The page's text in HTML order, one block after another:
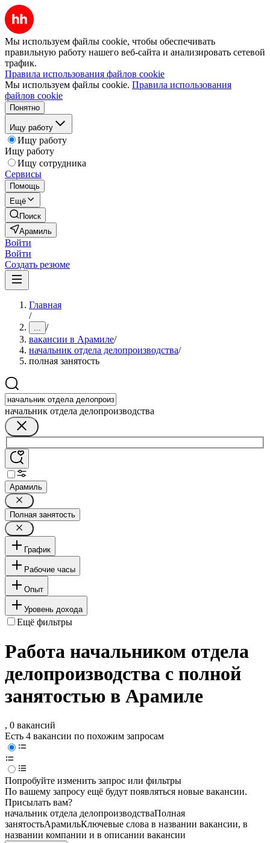
Мы используем файлы cookie, чтобы обеспечивать
правильную работу нашего веб-сайта и анализировать сетевой
трафик.
Правила использования файлов cookie
Мы используем файлы cookie. Правила использования
файлов cookie
Понятно
Ищу работу
Ищу работу
Ищу работу
Ищу сотрудника
Сервисы
Помощь
Ещё
Поиск
Арамиль
Войти
Войти
Создать резюме
Главная
/
... /
вакансии в Арамиле/
начальник отдела делопроизводства/
полная занятость
начальник отдела делопроизводства
Арамиль
Полная занятость
График
Рабочие часы
Опыт
Уровень дохода
Ещё фильтры
Работа начальником отдела
делопроизводства с полной
занятостью в Арамиле
, 0 вакансий
Есть 4 вакансии по похожим запросам
Попробуйте изменить запрос или фильтры
По вашему запросу ещё будут появляться новые вакансии.
Присылать вам?
начальник отдела делопроизводстваПолная
занятостьАрамильКлючевые слова в названии вакансии, в
названии компании и в описании вакансии